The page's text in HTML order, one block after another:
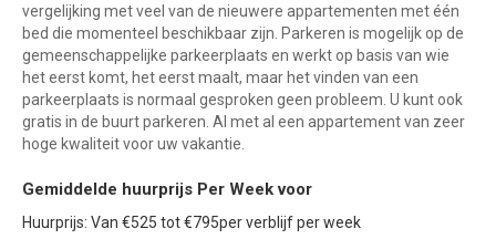
vergelijking met veel van de nieuwere appartementen met één
bed die momenteel beschikbaar zijn. Parkeren is mogelijk op de
gemeenschappelijke parkeerplaats en werkt op basis van wie
het eerst komt, het eerst maalt, maar het vinden van een
parkeerplaats is normaal gesproken geen probleem. U kunt ook
gratis in de buurt parkeren. Al met al een appartement van zeer
hoge kwaliteit voor uw vakantie.
Gemiddelde huurprijs Per Week voor
Huurprijs: Van €525 tot €795per verblijf per week